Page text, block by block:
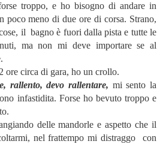
troppo, e ho bisogno di andare in
poco meno di due ore di corsa. Strano,
il bagno è fuori dalla pista e tutte le
ma non mi deve importare se al
ore circa di gara, ho un crollo.
rallento, devo rallentare, mi sento la
infastidita. Forse ho bevuto troppo e
delle mandorle e aspetto che il
nel frattempo mi distraggo con